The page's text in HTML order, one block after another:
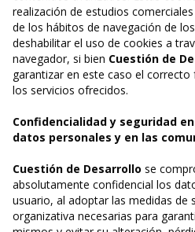
realización de estudios
de los hábitos de navegación de
deshabilitar el uso de cookies a
navegador, si bien Cuestión de
garantizar en este caso el
los servicios ofrecidos.
Confidencialidad y seguridad
datos personales y en las
Cuestión de Desarrollo se
absolutamente confidencial los
usuario, al adoptar las medidas de
organizativa necesarias para